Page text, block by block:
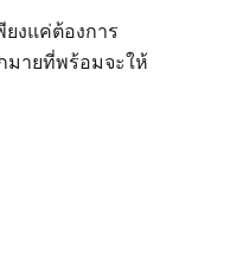
งแค่ต้องการ
มายที่พร้อมจะให้